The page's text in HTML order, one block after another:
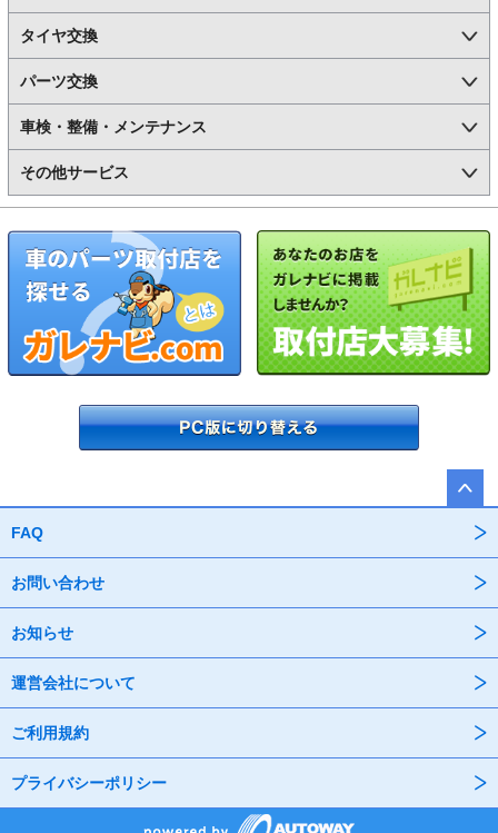
タイヤ交換
パーツ交換
車検・整備・メンテナンス
その他サービス
FAQ
お問い合わせ
お知らせ
運営会社について
ご利用規約
プライバシーポリシー